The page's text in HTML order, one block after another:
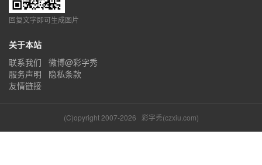
回复文字即可生成图片
关于本站
联系我们
微博@彩字秀
服务声明
隐私条款
友情链接
(C)opyright 2007-2026 彩字秀(czxiu.com)